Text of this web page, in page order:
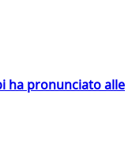
ha pronunciato alle